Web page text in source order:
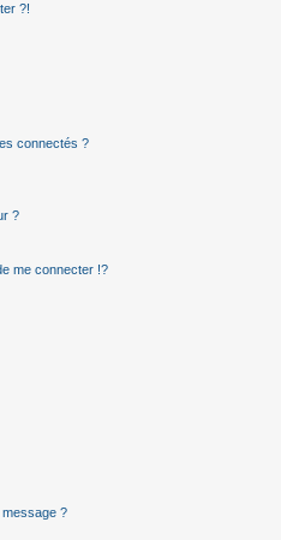
?!
connectés ?
?
me connecter !?
message ?